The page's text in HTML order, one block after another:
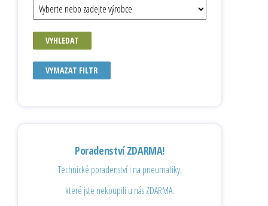
VYHLEDAT
VYMAZAT FILTR
Poradenství ZDARMA!
Technické poradenství i na pneumatiky,
které jste nekoupili u nás ZDARMA.